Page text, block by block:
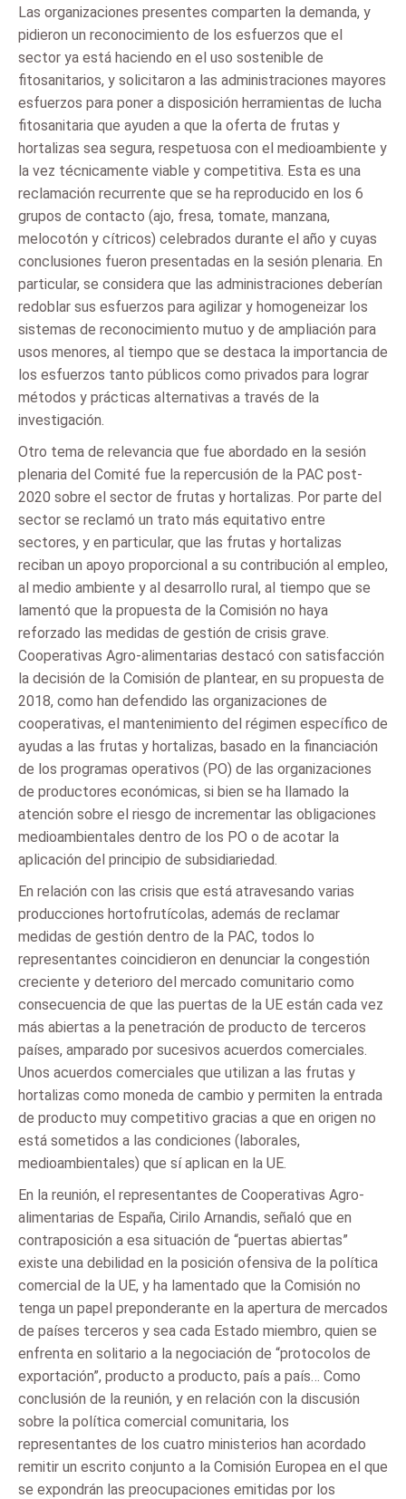
Las organizaciones presentes comparten la demanda, y
pidieron un reconocimiento de los esfuerzos que el
sector ya está haciendo en el uso sostenible de
fitosanitarios, y solicitaron a las administraciones mayores
esfuerzos para poner a disposición herramientas de lucha
fitosanitaria que ayuden a que la oferta de frutas y
hortalizas sea segura, respetuosa con el medioambiente y
la vez técnicamente viable y competitiva. Esta es una
reclamación recurrente que se ha reproducido en los 6
grupos de contacto (ajo, fresa, tomate, manzana,
melocotón y cítricos) celebrados durante el año y cuyas
conclusiones fueron presentadas en la sesión plenaria. En
particular, se considera que las administraciones deberían
redoblar sus esfuerzos para agilizar y homogeneizar los
sistemas de reconocimiento mutuo y de ampliación para
usos menores, al tiempo que se destaca la importancia de
los esfuerzos tanto públicos como privados para lograr
métodos y prácticas alternativas a través de la
investigación.
Otro tema de relevancia que fue abordado en la sesión
plenaria del Comité fue la repercusión de la PAC post-
2020 sobre el sector de frutas y hortalizas. Por parte del
sector se reclamó un trato más equitativo entre
sectores, y en particular, que las frutas y hortalizas
reciban un apoyo proporcional a su contribución al empleo,
al medio ambiente y al desarrollo rural, al tiempo que se
lamentó que la propuesta de la Comisión no haya
reforzado las medidas de gestión de crisis grave.
Cooperativas Agro-alimentarias destacó con satisfacción
la decisión de la Comisión de plantear, en su propuesta de
2018, como han defendido las organizaciones de
cooperativas, el mantenimiento del régimen específico de
ayudas a las frutas y hortalizas, basado en la financiación
de los programas operativos (PO) de las organizaciones
de productores económicas, si bien se ha llamado la
atención sobre el riesgo de incrementar las obligaciones
medioambientales dentro de los PO o de acotar la
aplicación del principio de subsidiariedad.
En relación con las crisis que está atravesando varias
producciones hortofrutícolas, además de reclamar
medidas de gestión dentro de la PAC, todos lo
representantes coincidieron en denunciar la congestión
creciente y deterioro del mercado comunitario como
consecuencia de que las puertas de la UE están cada vez
más abiertas a la penetración de producto de terceros
países, amparado por sucesivos acuerdos comerciales.
Unos acuerdos comerciales que utilizan a las frutas y
hortalizas como moneda de cambio y permiten la entrada
de producto muy competitivo gracias a que en origen no
está sometidos a las condiciones (laborales,
medioambientales) que sí aplican en la UE.
En la reunión, el representantes de Cooperativas Agro-
alimentarias de España, Cirilo Arnandis, señaló que en
contraposición a esa situación de “puertas abiertas”
existe una debilidad en la posición ofensiva de la política
comercial de la UE, y ha lamentado que la Comisión no
tenga un papel preponderante en la apertura de mercados
de países terceros y sea cada Estado miembro, quien se
enfrenta en solitario a la negociación de “protocolos de
exportación”, producto a producto, país a país… Como
conclusión de la reunión, y en relación con la discusión
sobre la política comercial comunitaria, los
representantes de los cuatro ministerios han acordado
remitir un escrito conjunto a la Comisión Europea en el que
se expondrán las preocupaciones emitidas por los